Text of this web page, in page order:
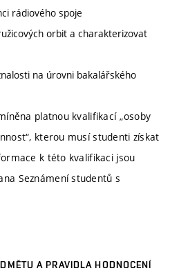
rádiového spoje
orbit a charakterizovat
na úrovni bakalářského
platnou kvalifikací „osoby
kterou musí studenti získat
k této kvalifikaci jsou
Seznámení studentů s
A PRAVIDLA HODNOCENÍ